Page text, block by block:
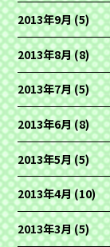
2013年9月(5)
2013年8月(8)
2013年7月(5)
2013年6月(8)
2013年5月(5)
2013年4月(10)
2013年3月(5)